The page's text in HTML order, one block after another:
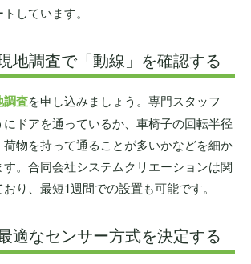
しています。
地調査で「動線」を確認する
調査を申し込みましょう。専門スタッフ
ドアを通っているか、車椅子の回転半径
物を持って通ることが多いかなどを細か
す。合同会社システムクリエーションは関
り、最短1週間での設置も可能です。
適なセンサー方式を決定する